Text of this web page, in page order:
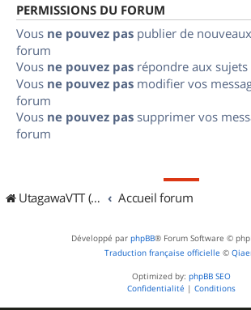
PERMISSIONS DU FORUM
Vous ne pouvez pas publier de
forum
Vous ne pouvez pas répondre aux
Vous ne pouvez pas modifier vos
forum
Vous ne pouvez pas supprimer vos
forum
UtagawaVTT (Randos VTT et VTTAE avec traces GPS) Accueil forum
Développé par phpBB® Forum Software ©
Traduction française officielle ©
Optimized by: phpBB SEO
Confidentialité | Conditions